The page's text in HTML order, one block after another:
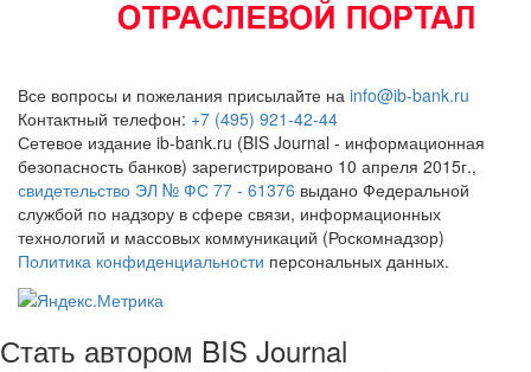
Все вопросы и пожелания присылайте на info@ib-bank.ru
Контактный телефон: +7 (495) 921-42-44
Сетевое издание ib-bank.ru (BIS Journal - информационная
безопасность банков) зарегистрировано 10 апреля 2015г.,
свидетельство ЭЛ № ФС 77 - 61376 выдано Федеральной
службой по надзору в сфере связи, информационных
технологий и массовых коммуникаций (Роскомнадзор)
Политика конфиденциальности персональных данных.
Стать автором BIS Journal